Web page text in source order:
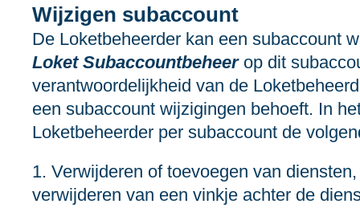
Wijzigen subaccount
De Loketbeheerder kan een subaccount
Loket Subaccountbeheerop dit
verantwoordelijkheid van de
een subaccount wijzigingen behoeft. In
Loketbeheerder per subaccount de
1. Verwijderen of toevoegen van
verwijderen van een vinkje achter de